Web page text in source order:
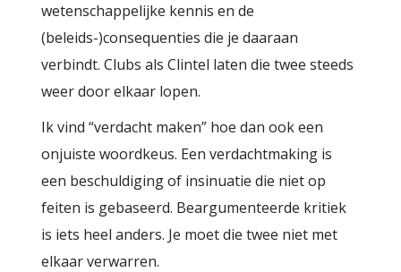
wetenschappelijke kennis en de
(beleids-)consequenties die je daaraan
verbindt. Clubs als Clintel laten die twee steeds
weer door elkaar lopen.
Ik vind “verdacht maken” hoe dan ook een
onjuiste woordkeus. Een verdachtmaking is
een beschuldiging of insinuatie die niet op
feiten is gebaseerd. Beargumenteerde kritiek
is iets heel anders. Je moet die twee niet met
elkaar verwarren.